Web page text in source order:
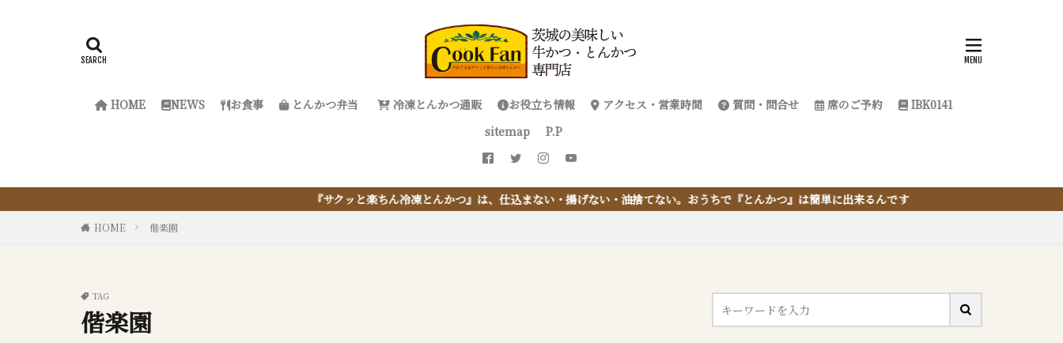
HOME NEWS お食事 とんかつ弁当 冷凍とんかつ通販 お役立ち情報 アクセス・営業時間 質問・問合せ 席のご予約
IBK0141
sitemap
P.P
『サクッと楽ちん冷凍とんかつ』は、仕込まない・揚げない・油捨てない。おうちで『とんかつ』は簡単に出来るんです
HOME 偕楽園
TAG
偕楽園